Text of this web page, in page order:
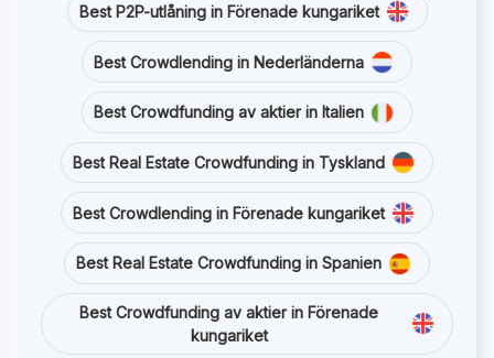
Best P2P-utlåning in Förenade kungariket
Best Crowdlending in Nederländerna
Best Crowdfunding av aktier in Italien
Best Real Estate Crowdfunding in Tyskland
Best Crowdlending in Förenade kungariket
Best Real Estate Crowdfunding in Spanien
Best Crowdfunding av aktier in Förenade
kungariket